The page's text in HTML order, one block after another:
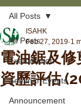
All Posts
Examination
Seminar/Events
Announcement
All Posts
電油鋸及
資歷評估
ISAHK
Feb 27, 2019 1